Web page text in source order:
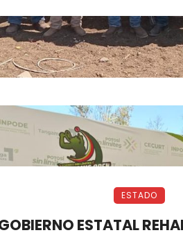
ESTADO
ESTATAL